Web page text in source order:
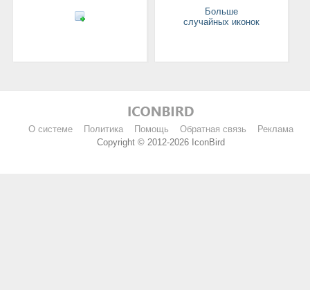
Больше
случайных иконок
О системе Политика Помощь Обратная связь
Реклама
Copyright © 2012-2026 IconBird